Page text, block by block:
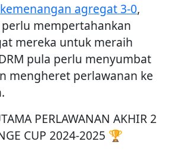
kemenangan agregat 3-0,
mempertahankan
mereka untuk meraih
pula perlu menyumbat
mengheret perlawanan ke
PERLAWANAN AKHIR 2
CUP 2024-2025 🏆